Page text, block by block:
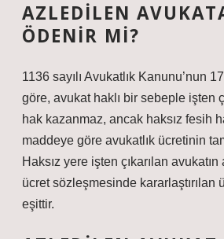
AZLEDILEN
ÖDENIR MI?
1136 sayılı Avukatlık Kanunu’nun
göre, avukat haklı bir sebeple işten
hak kazanmaz, ancak haksız fesih
maddeye göre avukatlık ücretinin
Haksız yere işten çıkarılan
ücret sözleşmesinde kararlaştırılan
eşittir.